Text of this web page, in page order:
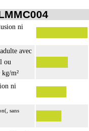
ni
avec
ou
m²
ni
sans